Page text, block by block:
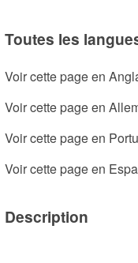
Toutes les
Voir cette page en
Voir cette page en
Voir cette page en
Voir cette page en
Description